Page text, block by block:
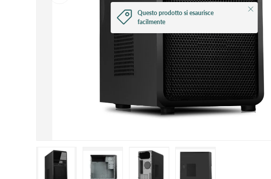
Questo prodotto si esaurisce
facilmente
Chiudi